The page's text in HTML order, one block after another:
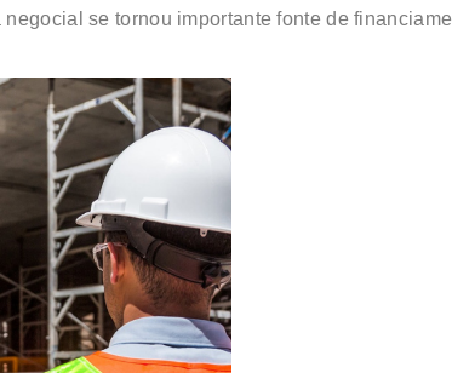
se tornou importante fonte de